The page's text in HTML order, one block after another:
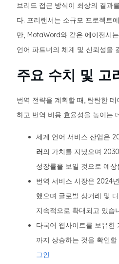
브리드 접근 방식이 최상의 결과
다. 프리랜서는 소규모 프로젝트
만, MotaWord와 같은 에이전시
언어 파트너의 체계 및 신뢰성을
주요 수치 및 고
번역 전략을 계획할 때, 탄탄한
하고 번역 비용 효율성을 높이는
세계 언어 서비스 산업은
러의 가치를 지녔으며
성장률을 보일 것으로 예상
번역 서비스 시장은 2024
했으며 글로벌 상거래 및
지속적으로 확대되고 있습
다국어 웹사이트를 보유한
까지 상승하는 것을 확인할
그인